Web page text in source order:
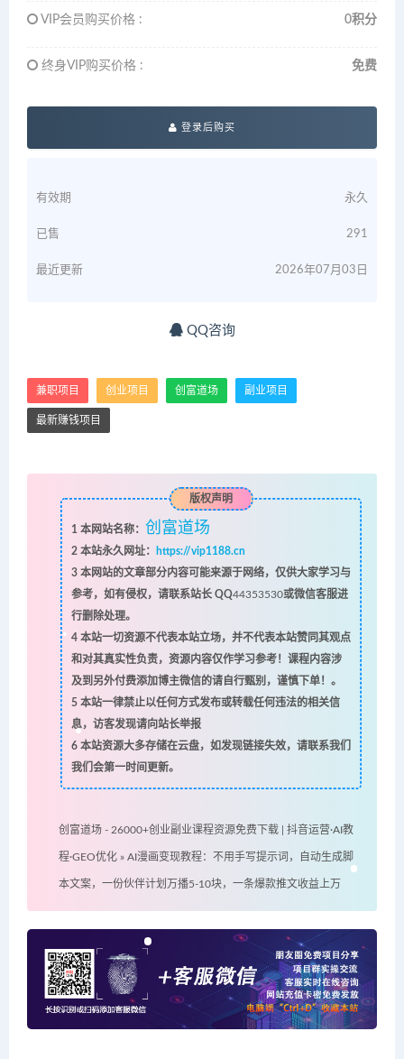
VIP会员购买价格 : 0积分
终身VIP购买价格 : 免费
登录后购买
有效期 永久
已售 291
最近更新 2026年07月03日
QQ咨询
兼职项目 创业项目 创富道场 副业项目
最新赚钱项目
版权声明
1 本网站名称： 创富道场
2本站永久网址：
https://vip1188.cn
3本网站的文章部分内容可能来源于网络，仅供大家学习与
参考，如有侵权，请联系站长 QQ44353530或微信客服进
行删除处理。
4本站一切资源不代表本站立场，并不代表本站赞同其观点
和对其真实性负责，资源内容仅作学习参考！课程内容涉
及到另外付费添加博主微信的请自行甄别，谨慎下单！。
5本站一律禁止以任何方式发布或转载任何违法的相关信
息，访客发现请向站长举报
6本站资源大多存储在云盘，如发现链接失效，请联系我们
我们会第一时间更新。
创富道场 - 26000+创业副业课程资源免费下载 | 抖音运营·AI教
程·GEO优化 » AI漫画变现教程：不用手写提示词，自动生成脚
本文案，一份伙伴计划万播5-10块，一条爆款推文收益上万